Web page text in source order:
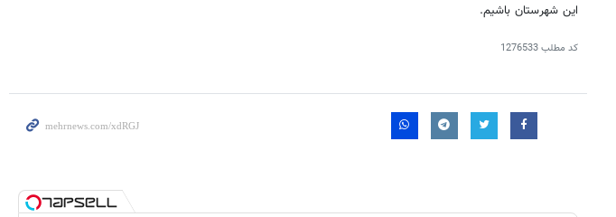
این شهرستان باشیم.
کد مطلب1276533